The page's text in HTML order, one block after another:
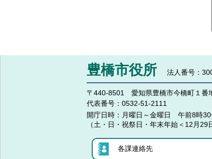
豊橋市役所 法人番号：
〒440-8501 愛知県豊橋市今橋町１番
代表番号： 0532-51-2111
開庁日時： 月曜日～金曜日 午前8時
（土・日・祝祭日・年末年始＜12月29
各課連絡先